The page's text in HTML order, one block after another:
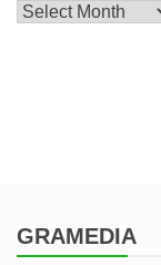
Archive
GRAMEDIA